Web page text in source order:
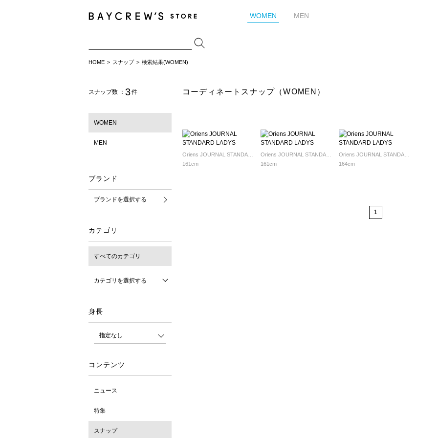
WOMEN MEN
HOME スナップ 検索結果(WOMEN)
スナップ数 ： 3件
WOMEN
MEN
ブランド
ブランドを選択する
カテゴリ
すべてのカテゴリ
カテゴリを選択する
身長
コンテンツ
ニュース
特集
スナップ
コーディネートスナップ（WOMEN）
161cm
161cm
164cm
1